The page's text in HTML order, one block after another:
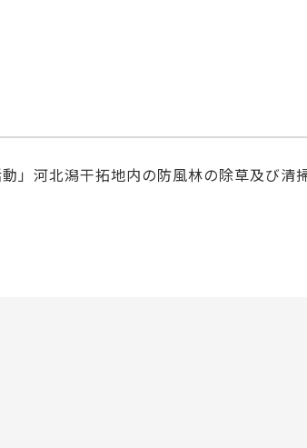
」河北潟干拓地内の防風林の除草及び清